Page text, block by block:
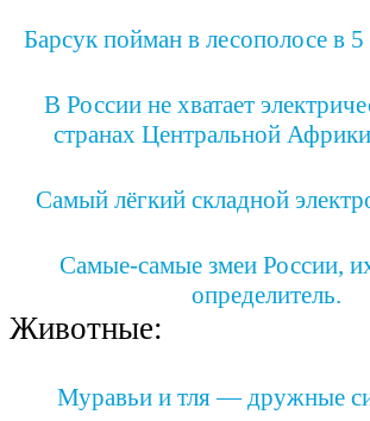
Барсук пойман в лесополосе в 5
В России не хватает
странах Центральной
Самый лёгкий складной
Самые-самые змеи России,
определитель.
Животные:
Муравьи и тля — дружные